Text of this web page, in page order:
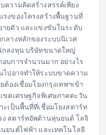
ความคิดสร้างสรรค์เพียง
รงของโครงสร้างพื้นฐานที่
ายตัว และแข่งขันในระดับ
ลางหลักของระบบนิเวศ
กลงทุน บริษัทขนาดใหญ่
บการจำนวนมาก อย่างไร
ไปอาจทำให้ระบบขาดความ
องเชื่อมโยงกรุงเทพฯเข้า
ขตเศรษฐกิจพิเศษภาคตะวัน
ะเป็นพื้นที่ที่เชื่อมโยงสตาร์ท
สตาร์ทอัพด้านหุ่นยนต์ โลจิ
ยนต์ไฟฟ้า และเทคโนโลยี